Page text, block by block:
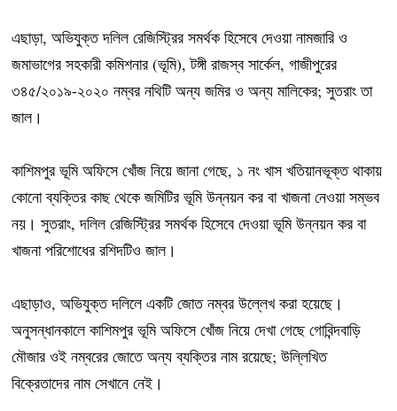
এছাড়া, অভিযুক্ত দলিল রেজিস্ট্রির সমর্থক হিসেবে দেওয়া নামজারি ও
জমাভাগের সহকারী কমিশনার (ভূমি), টঙ্গী রাজস্ব সার্কেল, গাজীপুরের
৩৪৫/২০১৯-২০২০ নম্বর নথিটি অন্য জমির ও অন্য মালিকের; সুতরাং তা
জাল।
কাশিমপুর ভূমি অফিসে খোঁজ নিয়ে জানা গেছে, ১ নং খাস খতিয়ানভূক্ত থাকায়
কোনো ব্যক্তির কাছ থেকে জমিটির ভূমি উন্নয়ন কর বা খাজনা নেওয়া সম্ভব
নয়। সুতরাং, দলিল রেজিস্ট্রির সমর্থক হিসেবে দেওয়া ভূমি উন্নয়ন কর বা
খাজনা পরিশোধের রশিদটিও জাল।
এছাড়াও, অভিযুক্ত দলিলে একটি জোত নম্বর উল্লেখ করা হয়েছে।
অনুসন্ধানকালে কাশিমপুর ভূমি অফিসে খোঁজ নিয়ে দেখা গেছে গোবিন্দবাড়ি
মৌজার ওই নম্বরের জোতে অন্য ব্যক্তির নাম রয়েছে; উল্লিখিত
বিক্রেতাদের নাম সেখানে নেই।